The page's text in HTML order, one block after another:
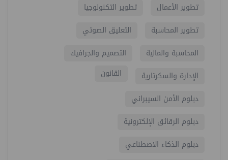
تطوير الأعمال
تطوير التكنولوجيا
تطوير المحاسبة
التعليق الصوتي
المحاسبة والمالية
التصميم والجرافيك
الإدارة والسكرتارية
القانون
دبلوم الأمن السيبراني
دبلوم الرقائق الإلكترونية
دبلوم الذكاء الاصطناعي